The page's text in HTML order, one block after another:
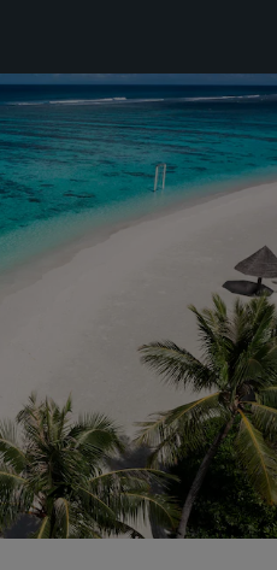
Country Inn & Suites
Golden Tulip